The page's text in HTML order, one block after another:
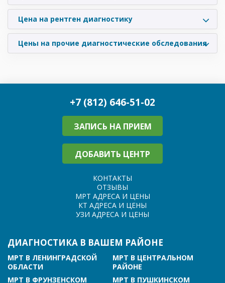
Цена на рентген диагностику
Цены на прочие диагностические обследования
+7 (812) 646-51-02
ЗАПИСЬ НА ПРИЕМ
ДОБАВИТЬ ЦЕНТР
КОНТАКТЫ
ОТЗЫВЫ
МРТ АДРЕСА И ЦЕНЫ
КТ АДРЕСА И ЦЕНЫ
УЗИ АДРЕСА И ЦЕНЫ
ДИАГНОСТИКА В ВАШЕМ РАЙОНЕ
МРТ В ЛЕНИНГРАДСКОЙ
ОБЛАСТИ
МРТ В ЦЕНТРАЛЬНОМ
РАЙОНЕ
МРТ В ФРУНЗЕНСКОМ
МРТ В ПУШКИНСКОМ